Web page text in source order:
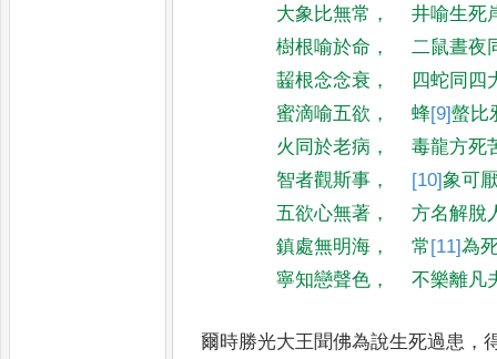
大象比無常 ，
井喻生死
樹根喻於命 ，
二鼠晝夜
齧根念念衰 ，
四蛇同四
蜜滴喻五欲 ， 蜂[9]螫比
火同於老病 ，
毒龍方死
智者觀斯事 ， [10]象可
五欲心無著 ，
方名解脫
鎮處無明海 ， 常 [11]為
寧知戀聲色 ， 不樂離凡
爾時勝光大王聞佛為說生死過患 ，